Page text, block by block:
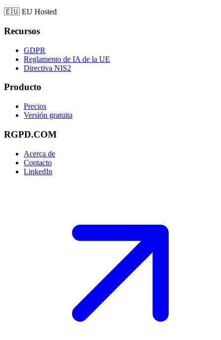
🇪🇺 EU Hosted
Recursos
GDPR
Reglamento de IA de la UE
Directiva NIS2
Producto
Precios
Versión gratuita
RGPD.COM
Acerca de
Contacto
LinkedIn